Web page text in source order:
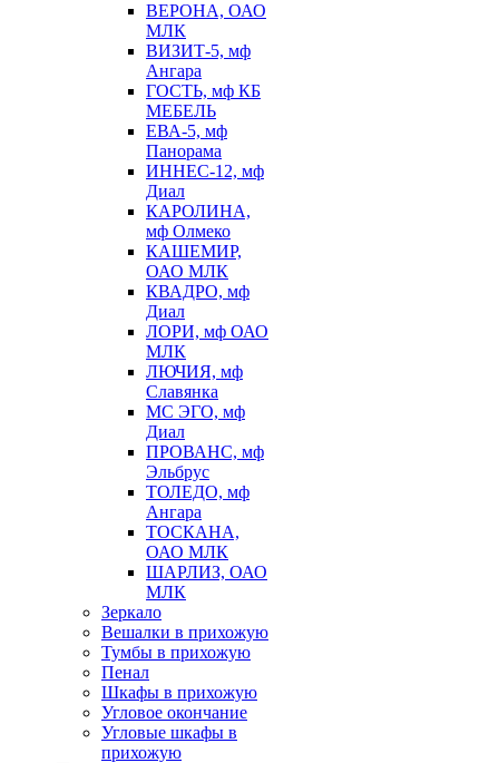
ВЕРОНА, ОАО
МЛК
ВИЗИТ-5, мф
Ангара
ГОСТЬ, мф КБ
МЕБЕЛЬ
ЕВА-5, мф
Панорама
ИННЕС-12, мф
Диал
КАРОЛИНА,
мф Олмеко
КАШЕМИР,
ОАО МЛК
КВАДРО, мф
Диал
ЛОРИ, мф ОАО
МЛК
ЛЮЧИЯ, мф
Славянка
МС ЭГО, мф
Диал
ПРОВАНС, мф
Эльбрус
ТОЛЕДО, мф
Ангара
ТОСКАНА,
ОАО МЛК
ШАРЛИЗ, ОАО
МЛК
Зеркало
Вешалки в прихожую
Тумбы в прихожую
Пенал
Шкафы в прихожую
Угловое окончание
Угловые шкафы в
прихожую